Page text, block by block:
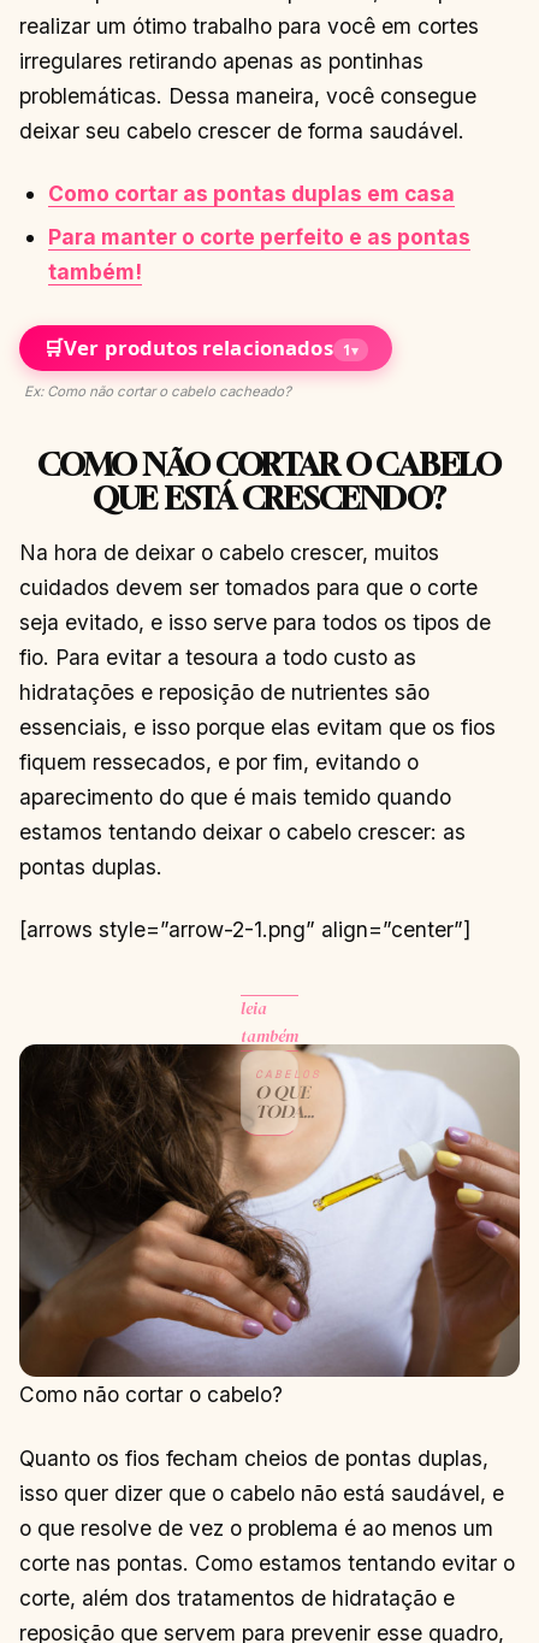
realizar um ótimo trabalho para você em cortes
irregulares retirando apenas as pontinhas
problemáticas. Dessa maneira, você consegue
deixar seu cabelo crescer de forma saudável.
Como cortar as pontas duplas em casa
Para manter o corte perfeito e as pontas
também!
🛒Ver produtos relacionados 1▾
Ex: Como não cortar o cabelo cacheado?
COMO NÃO CORTAR O CABELO
QUE ESTÁ CRESCENDO?
Na hora de deixar o cabelo crescer, muitos
cuidados devem ser tomados para que o corte
seja evitado, e isso serve para todos os tipos de
fio. Para evitar a tesoura a todo custo as
hidratações e reposição de nutrientes são
essenciais, e isso porque elas evitam que os fios
fiquem ressecados, e por fim, evitando o
aparecimento do que é mais temido quando
estamos tentando deixar o cabelo crescer: as
pontas duplas.
[arrows style=”arrow-2-1.png” align=”center”]
leia
também
CABELOS
O QUE
TODA
RUIVA
SAIBA JÁ!
CONTINUAR
LENDO →
Como não cortar o cabelo?
Quanto os fios fecham cheios de pontas duplas,
isso quer dizer que o cabelo não está saudável, e
o que resolve de vez o problema é ao menos um
corte nas pontas. Como estamos tentando evitar o
corte, além dos tratamentos de hidratação e
reposição que servem para prevenir esse quadro,